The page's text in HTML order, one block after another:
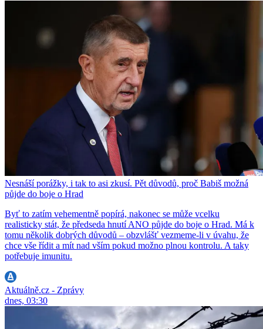
Nesnáší porážky, i tak to asi zkusí. Pět důvodů, proč Babiš možná
půjde do boje o Hrad
Byť to zatím vehementně popírá, nakonec se může vcelku
realisticky stát, že předseda hnutí ANO půjde do boje o Hrad. Má k
tomu několik dobrých důvodů – obzvlášť vezmeme-li v úvahu, že
chce vše řídit a mít nad vším pokud možno plnou kontrolu. A taky
potřebuje imunitu.
Aktuálně.cz - Zprávy
dnes, 03:30